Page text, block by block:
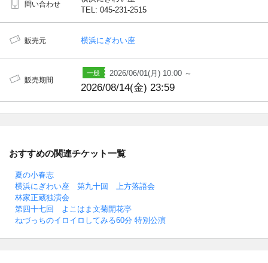
問い合わせ
TEL: 045-231-2515
販売元 横浜にぎわい座
販売期間
2026/06/01(月) 10:00 ～
2026/08/14(金) 23:59
おすすめの関連チケット一覧
夏の小春志
横浜にぎわい座 第九十回 上方落語会
林家正蔵独演会
第四十七回 よこはま文菊開花亭
ねづっちのイロイロしてみる60分 特別公演